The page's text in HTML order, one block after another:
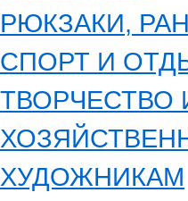
РЮКЗАКИ,
СПОРТ И
ТВОРЧЕСТВО
ХУДОЖНИКАМ